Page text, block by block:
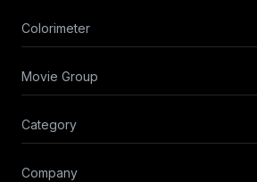
Colorimeter
Movie Group
Category
Company